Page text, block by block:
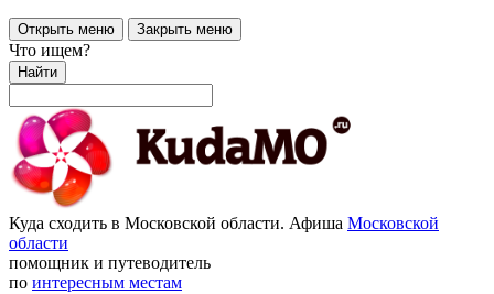
Открыть меню Закрыть меню
Что ищем?
Найти
Куда сходить в Московской области. Афиша Московской
области
помощник и путеводитель
по интересным местам